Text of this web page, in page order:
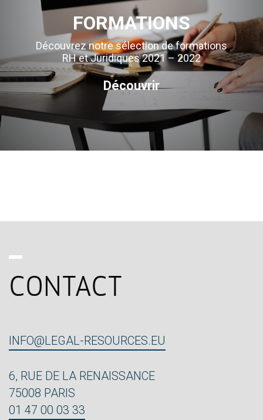
FORMATIONS
Découvrez notre sélection de formations
RH et Juridiques 2021 – 2022
Découvrir
CONTACT
INFO@LEGAL-RESOURCES.EU
6, RUE DE LA RENAISSANCE
75008 PARIS
01 47 00 03 33